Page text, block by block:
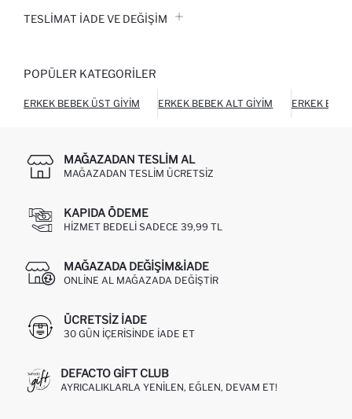
TESLIMAT İADE VE DEĞIŞIM
POPÜLER KATEGORILER
ERKEK BEBEK ÜST GIYIM ERKEK BEBEK ALT GIYIM ERKEK
MAĞAZADAN TESLIM AL
MAĞAZADAN TESLIM ÜCRETSIZ
KAPIDA ÖDEME
HIZMET BEDELI SADECE 39,99 TL
MAĞAZADA DEĞIŞIM&İADE
ONLINE AL MAĞAZADA DEĞIŞTIR
ÜCRETSIZ IADE
30 GÜN IÇERISINDE IADE ET
DEFACTO GIFT CLUB
AYRICALIKLARLA YENILEN, EĞLEN, DEVAM ET!